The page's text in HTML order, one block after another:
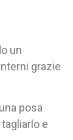
un
grazie
posa
e